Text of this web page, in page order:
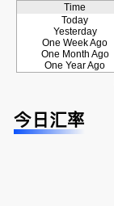
Time
Today
Yesterday
One Week Ago
One Month Ago
One Year Ago
今日汇率